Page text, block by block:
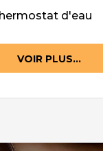
d'eau
VOIR PLUS...